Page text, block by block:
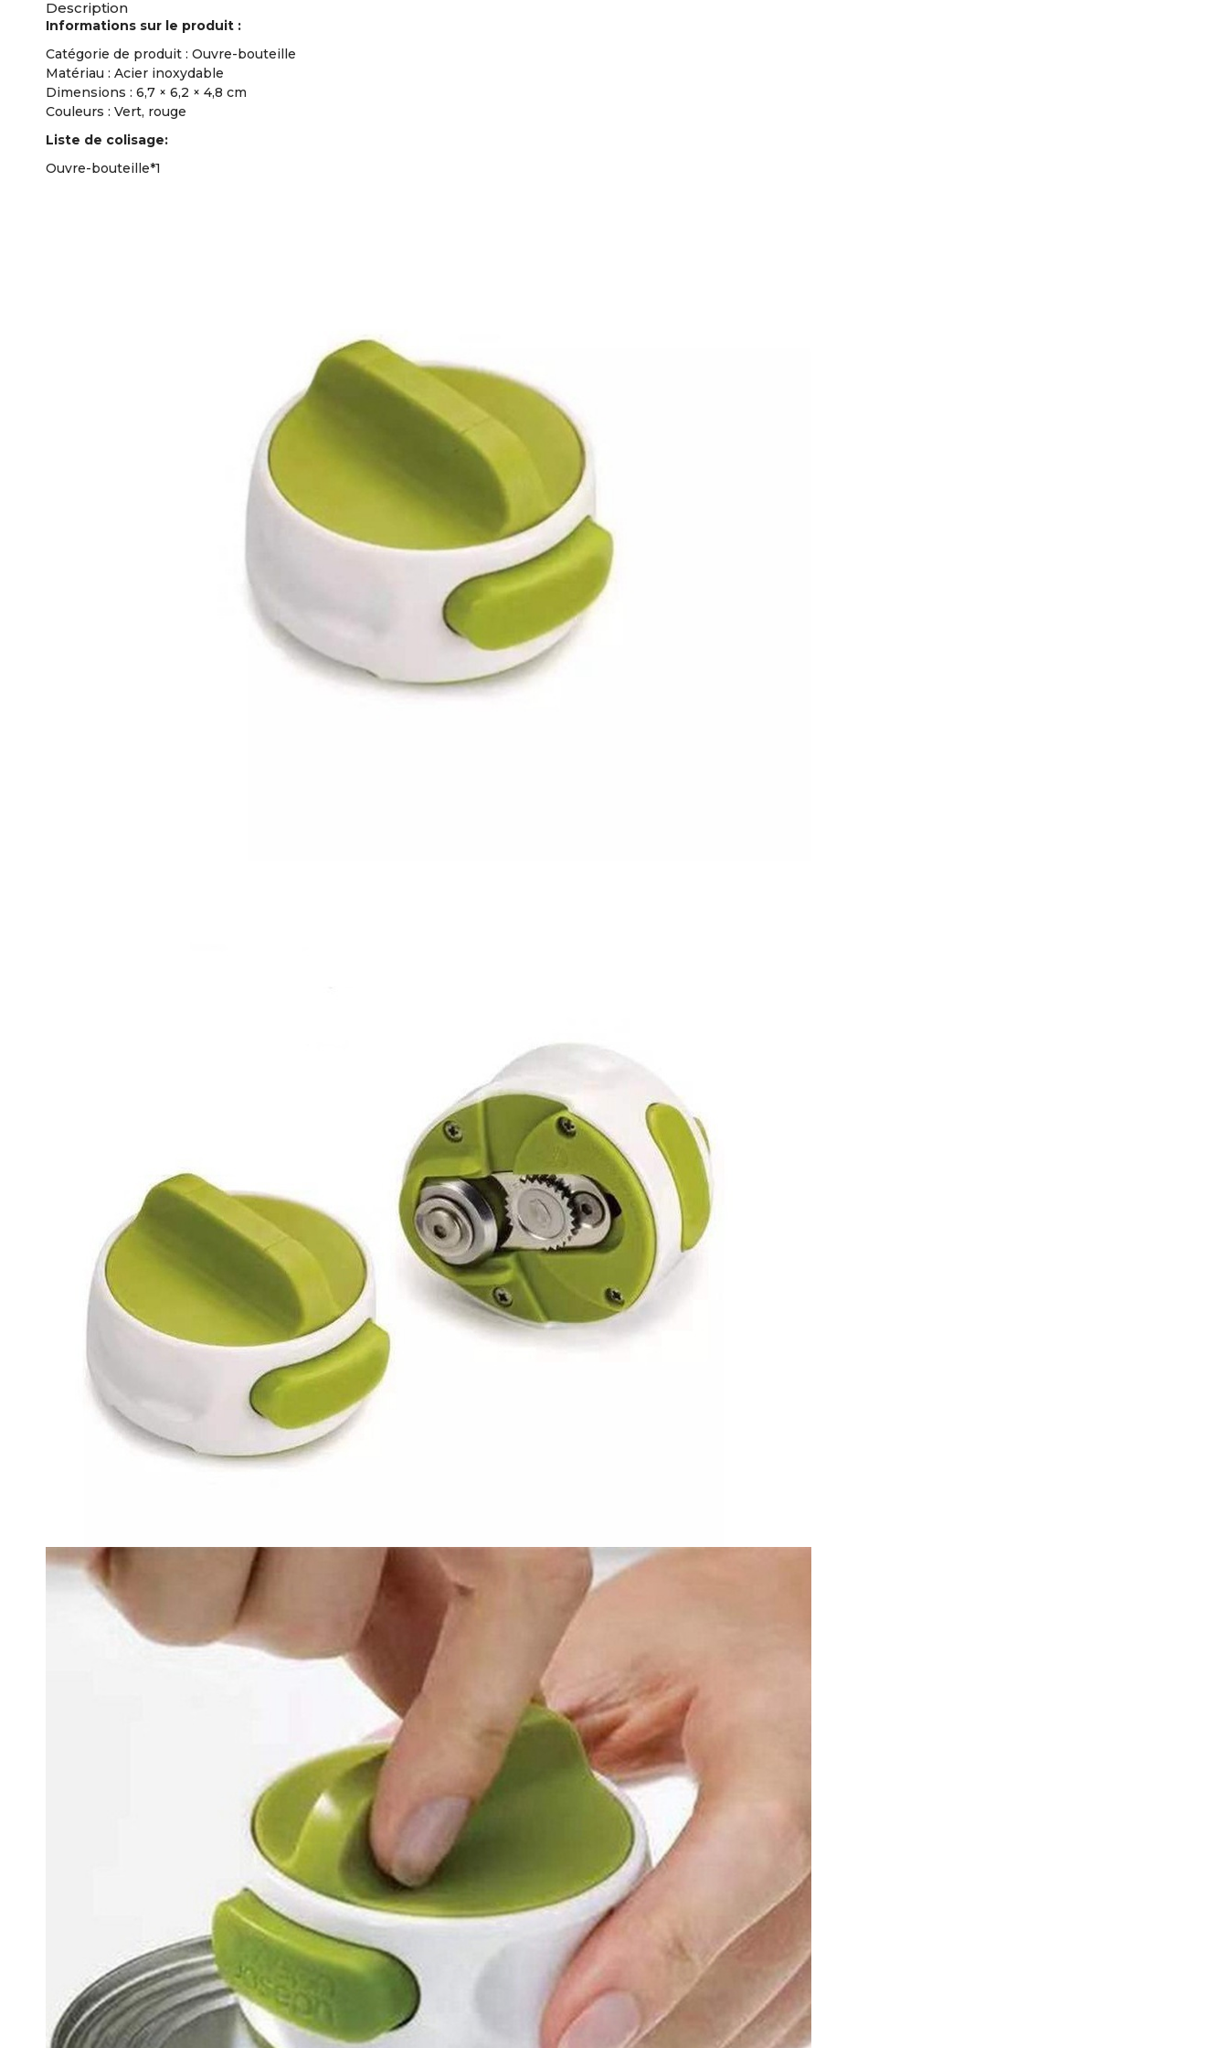
Description
Informations sur le produit :
Catégorie de produit : Ouvre-bouteille
Matériau : Acier inoxydable
Dimensions : 6,7 × 6,2 × 4,8 cm
Couleurs : Vert, rouge
Liste de colisage:
Ouvre-bouteille*1